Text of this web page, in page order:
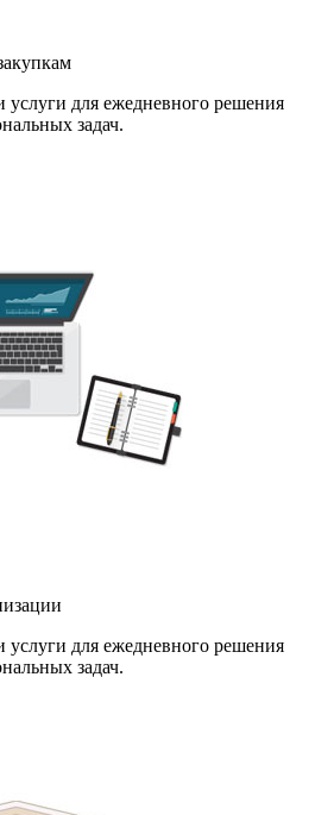
для ежедневного решения
задач.
для ежедневного решения
задач.